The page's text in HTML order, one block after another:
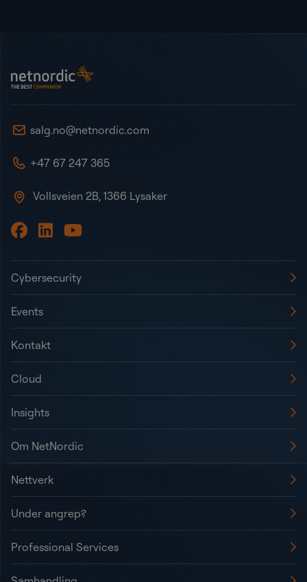
NetNordic Norway
salg.no@netnordic.com
+47 67 247 365
Vollsveien 2B, 1366 Lysaker
Cybersecurity
Events
Kontakt
Cloud
Insights
Om NetNordic
Nettverk
Under angrep?
Professional Services